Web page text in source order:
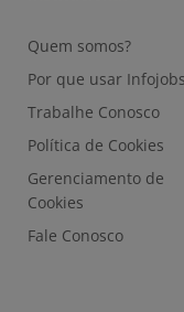
Quem somos?
Por que usar
Trabalhe Conosco
Política de Cookies
Gerenciamento de
Cookies
Fale Conosco